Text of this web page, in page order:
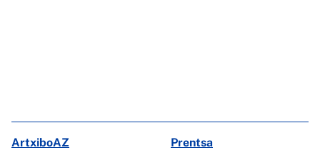
ArtxiboAZ
Prentsa